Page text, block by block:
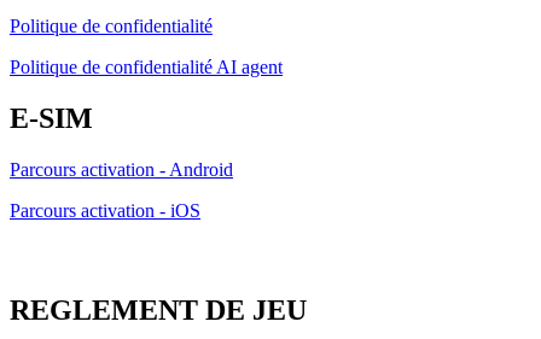
Politique de confidentialité
Politique de confidentialité AI agent
E-SIM
Parcours activation - Android
Parcours activation - iOS
REGLEMENT DE JEU